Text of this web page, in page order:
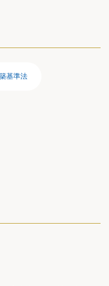
ュニケーションズ 共
著）
共著・2018年）
弁護士連合会行政訴訟
基準法